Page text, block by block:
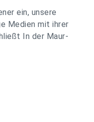
ein, unsere
Medien mit ihrer
In der Maur-